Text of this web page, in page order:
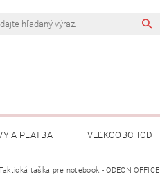
A PLATBA VEĽKOOBCHOD
taška pre notebook - ODEON OFFICE